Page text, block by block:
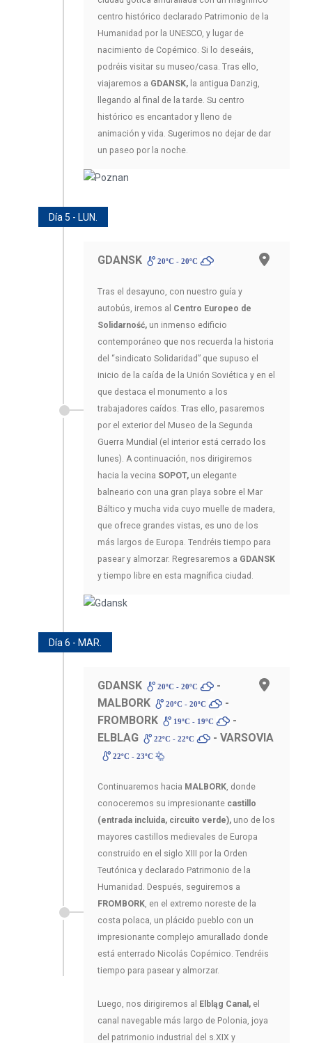
centro histórico declarado Patrimonio de la
Humanidad por la UNESCO, y lugar de
nacimiento de Copérnico. Si lo deseáis,
podréis visitar su museo/casa. Tras ello,
viajaremos a GDANSK, la antigua Danzig,
llegando al final de la tarde. Su centro
histórico es encantador y lleno de
animación y vida. Sugerimos no dejar de dar
un paseo por la noche.
Día 5 - LUN.
GDANSK 20ºC - 20ºC
Tras el desayuno, con nuestro guía y
autobús, iremos al Centro Europeo de
Solidarność, un inmenso edificio
contemporáneo que nos recuerda la historia
del “sindicato Solidaridad” que supuso el
inicio de la caída de la Unión Soviética y en el
que destaca el monumento a los
trabajadores caídos. Tras ello, pasaremos
por el exterior del Museo de la Segunda
Guerra Mundial (el interior está cerrado los
lunes). A continuación, nos dirigiremos
hacia la vecina SOPOT, un elegante
balneario con una gran playa sobre el Mar
Báltico y mucha vida cuyo muelle de madera,
que ofrece grandes vistas, es uno de los
más largos de Europa. Tendréis tiempo para
pasear y almorzar. Regresaremos a GDANSK
y tiempo libre en esta magnífica ciudad.
Día 6 - MAR.
GDANSK 20ºC - 20ºC
-
MALBORK
20ºC - 20ºC
-
FROMBORK
19ºC - 19ºC
-
ELBLAG
22ºC - 22ºC - VARSOVIA
22ºC - 23ºC
Continuaremos hacia MALBORK , donde
conoceremos su impresionante castillo
(entrada incluida, circuito verde), uno de los
mayores castillos medievales de Europa
construido en el siglo XIII por la Orden
Teutónica y declarado Patrimonio de la
Humanidad. Después, seguiremos a
FROMBORK , en el extremo noreste de la
costa polaca, un plácido pueblo con un
impresionante complejo amurallado donde
está enterrado Nicolás Copérnico. Tendréis
tiempo para pasear y almorzar.
Luego, nos dirigiremos al Elbląg Canal, el
canal navegable más largo de Polonia, joya
del patrimonio industrial del s.XIX y